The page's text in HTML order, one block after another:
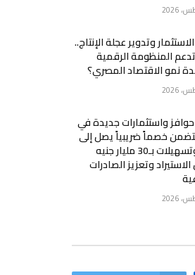
وتدوير عجلة الإنتاج..
المنظومة الرقمية
نمو الاقتصاد المصري؟
واستثمارات جديدة في
خصماً ضريبياً يصل إلى
50% وتسهيلات بـ30 مليار جنيه
الاستيراد وتعزيز الصادرات